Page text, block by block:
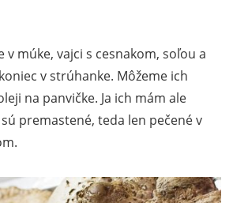
v múke, vajci s cesnakom, soľou a
v strúhanke. Môžeme ich
na panvičke. Ja ich mám ale
premastené, teda len pečené v